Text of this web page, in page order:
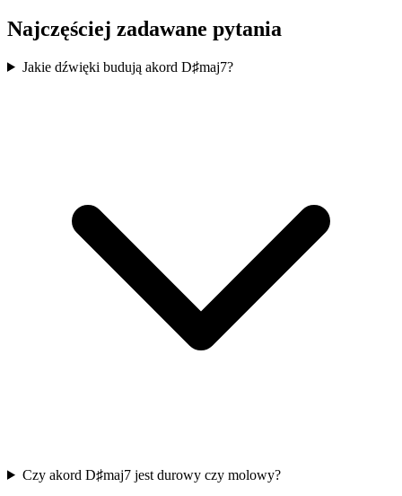
Najczęściej zadawane pytania
Jakie dźwięki budują akord D♯maj7?
Czy akord D♯maj7 jest durowy czy molowy?